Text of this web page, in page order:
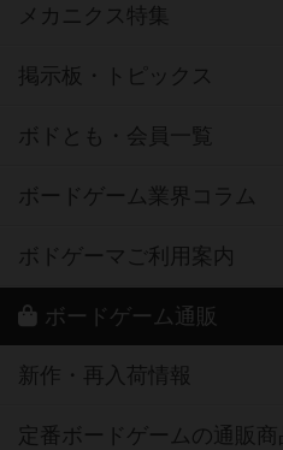
メカニクス特集
掲示板・トピックス
ボドとも・会員一覧
ボードゲーム業界コラム
ボドゲーマご利用案内
ボードゲーム通販
新作・再入荷情報
定番ボードゲームの通販商